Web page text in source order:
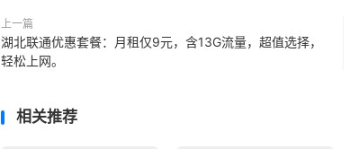
上一篇
湖北联通优惠套餐：月租仅9元，含13G流量，超值选择，
轻松上网。
相关推荐